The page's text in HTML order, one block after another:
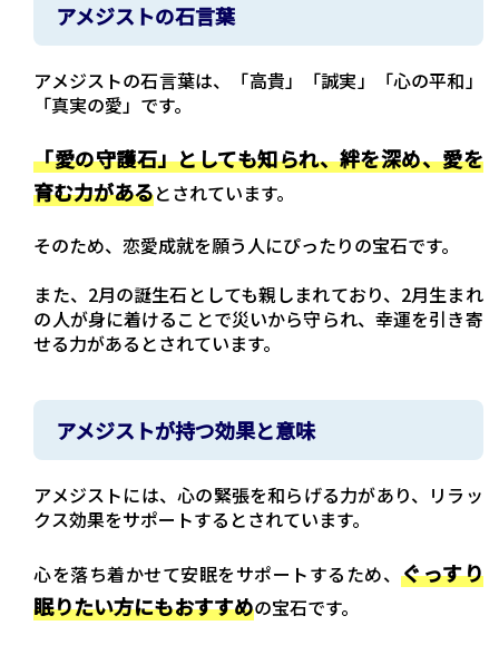
アメジストの石言葉
アメジストの石言葉は、「高貴」「誠実」「心の平和」
「真実の愛」です。
「愛の守護石」としても知られ、絆を深め、愛を
育む力があるとされています。
そのため、恋愛成就を願う人にぴったりの宝石です。
また、2月の誕生石としても親しまれており、2月生まれ
の人が身に着けることで災いから守られ、幸運を引き寄
せる力があるとされています。
アメジストが持つ効果と意味
アメジストには、心の緊張を和らげる力があり、リラッ
クス効果をサポートするとされています。
心を落ち着かせて安眠をサポートするため、ぐっすり
眠りたい方にもおすすめの宝石です。